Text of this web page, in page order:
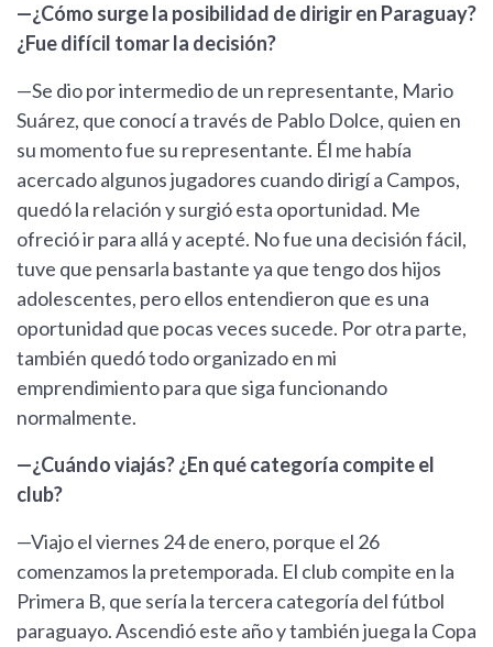
—¿Cómo surge la posibilidad de dirigir en Paraguay?
¿Fue difícil tomar la decisión?
—Se dio por intermedio de un representante, Mario
Suárez, que conocí a través de Pablo Dolce, quien en
su momento fue su representante. Él me había
acercado algunos jugadores cuando dirigí a Campos,
quedó la relación y surgió esta oportunidad. Me
ofreció ir para allá y acepté. No fue una decisión fácil,
tuve que pensarla bastante ya que tengo dos hijos
adolescentes, pero ellos entendieron que es una
oportunidad que pocas veces sucede. Por otra parte,
también quedó todo organizado en mi
emprendimiento para que siga funcionando
normalmente.
—¿Cuándo viajás? ¿En qué categoría compite el
club?
—Viajo el viernes 24 de enero, porque el 26
comenzamos la pretemporada. El club compite en la
Primera B, que sería la tercera categoría del fútbol
paraguayo. Ascendió este año y también juega la Copa